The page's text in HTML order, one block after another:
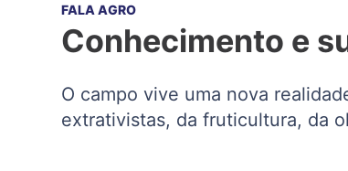
FALA AGRO
Conhecimento e
O campo vive uma nova
extrativistas, da fruticultura, da